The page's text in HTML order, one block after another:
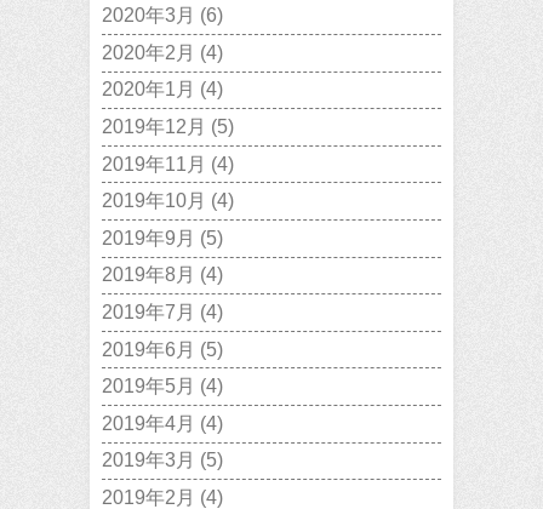
2020年3月 (6)
2020年2月 (4)
2020年1月 (4)
2019年12月 (5)
2019年11月 (4)
2019年10月 (4)
2019年9月 (5)
2019年8月 (4)
2019年7月 (4)
2019年6月 (5)
2019年5月 (4)
2019年4月 (4)
2019年3月 (5)
2019年2月 (4)